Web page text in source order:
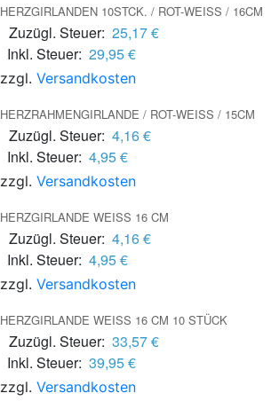
HERZGIRLANDEN 10STCK. / ROT-WEISS / 16CM
Zuzügl. Steuer: 25,17 €
Inkl. Steuer: 29,95 €
zzgl. Versandkosten
HERZRAHMENGIRLANDE / ROT-WEISS / 15CM
Zuzügl. Steuer: 4,16 €
Inkl. Steuer: 4,95 €
zzgl. Versandkosten
HERZGIRLANDE WEISS 16 CM
Zuzügl. Steuer: 4,16 €
Inkl. Steuer: 4,95 €
zzgl. Versandkosten
HERZGIRLANDE WEISS 16 CM 10 STÜCK
Zuzügl. Steuer: 33,57 €
Inkl. Steuer: 39,95 €
zzgl. Versandkosten